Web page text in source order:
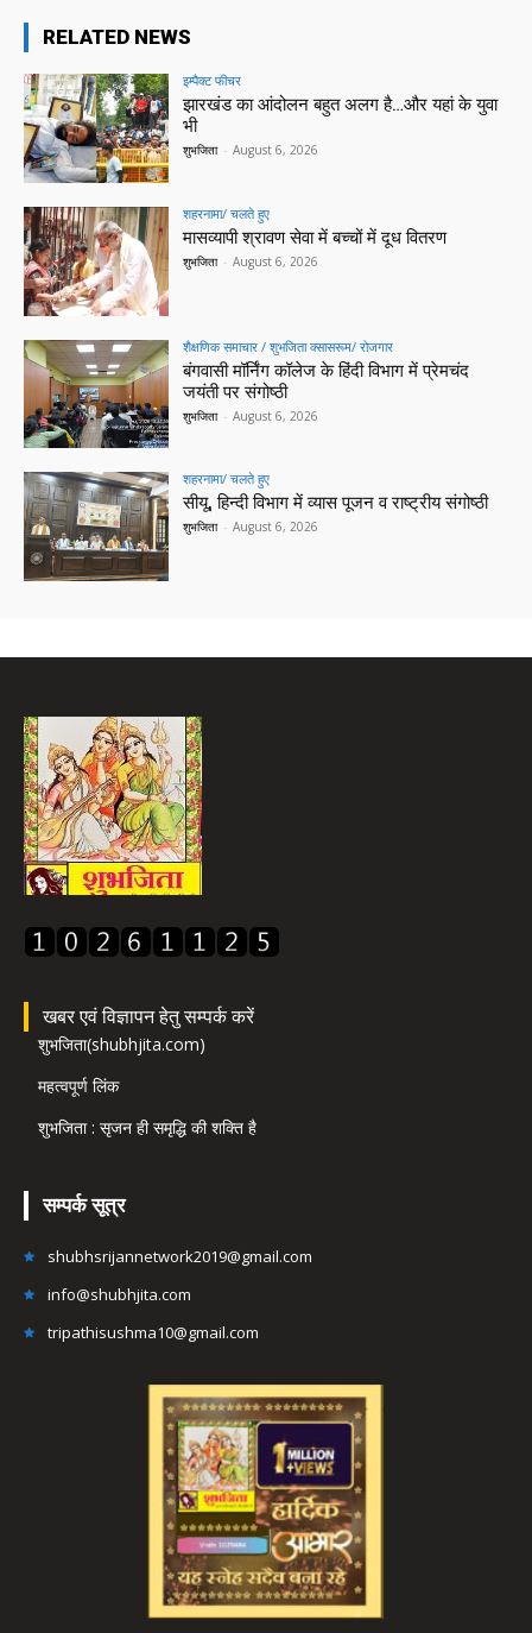
RELATED NEWS
इम्पैक्ट फीचर
झारखंड का आंदोलन बहुत अलग है…और यहां के युवा
भी
शुभजिता - August 6, 2026
शहरनामा/ चलते हुए
मासव्यापी श्रावण सेवा में बच्चों में दूध वितरण
शुभजिता - August 6, 2026
शैक्षणिक समाचार / शुभजिता क्सासरूम/ रोजगार
बंगवासी मॉर्निंग कॉलेज के हिंदी विभाग में प्रेमचंद
जयंती पर संगोष्ठी
शुभजिता - August 6, 2026
शहरनामा/ चलते हुए
सीयू, हिन्दी विभाग में व्यास पूजन व राष्ट्रीय संगोष्ठी
शुभजिता - August 6, 2026
खबर एवं विज्ञापन हेतु सम्पर्क करें
शुभजिता(shubhjita.com)
महत्वपूर्ण लिंक
शुभजिता : सृजन ही समृद्धि की शक्ति है
सम्पर्क सूत्र
shubhsrijannetwork2019@gmail.com
info@shubhjita.com
tripathisushma10@gmail.com